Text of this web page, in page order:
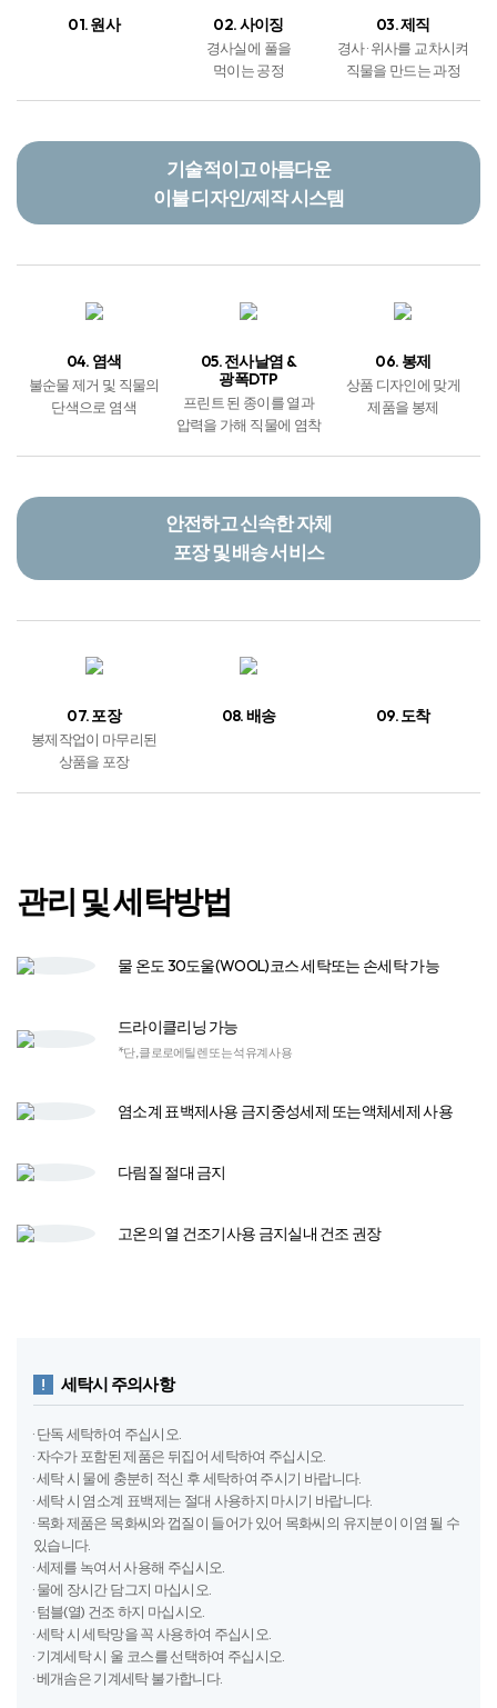
01. 원사 02. 사이징
경사실에 풀을
먹이는 공정
03. 제직
경사 · 위사를 교차시켜
직물을 만드는 과정
기술적이고 아름다운
이불 디자인/제작 시스템
04. 염색
불순물 제거 및 직물의
단색으로 염색
05. 전사날염 &
광폭DTP
프린트 된 종이를 열과
압력을 가해 직물에 염착
06. 봉제
상품 디자인에 맞게
제품을 봉제
안전하고 신속한 자체
포장 및 배송 서비스
07. 포장
봉제작업이 마무리된
상품을 포장
08. 배송 09. 도착
관리 및 세탁방법
물 온도 30도울(WOOL)코스 세탁또는 손세탁 가능
드라이클리닝 가능
*단, 클로로에틸렌 또는 석유계 사용
염소계 표백제사용 금지중성세제 또는액체세제 사용​
다림질 절대 금지
고온의 열 건조기​사용 금지​실내 건조 권장
세탁시 주의사항
· 단독 세탁하여 주십시오.
· 자수가 포함된 제품은 뒤집어 세탁하여 주십시오.
· 세탁 시 물에 충분히 적신 후 세탁하여 주시기 바랍니다.
· 세탁 시 염소계 표백제는 절대 사용하지 마시기 바랍니다.
· 목화 제품은 목화씨와 껍질이 들어가 있어 목화씨의 유지분이 이염 될 수
있습니다.
· 세제를 녹여서 사용해 주십시오.
· 물에 장시간 담그지 마십시오.
· 텀블(열) 건조 하지 마십시오.
· 세탁 시 세탁망을 꼭 사용하여 주십시오.
· 기계세탁 시 울 코스를 선택하여 주십시오.
· 베개솜은 기계세탁 불가합니다.